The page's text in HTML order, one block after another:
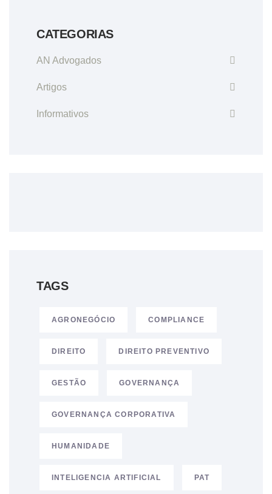
CATEGORIAS
AN Advogados
Artigos
Informativos
TAGS
AGRONEGÓCIO COMPLIANCE
DIREITO DIREITO PREVENTIVO
GESTÃO GOVERNANÇA
GOVERNANÇA CORPORATIVA
HUMANIDADE
INTELIGENCIA ARTIFICIAL PAT